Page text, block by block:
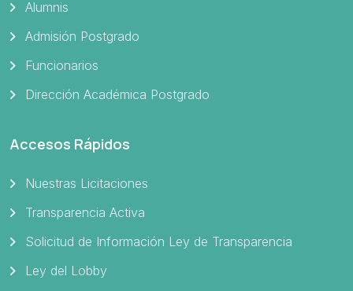
Alumnis
Admisión Postgrado
Funcionarios
Dirección Académica Postgrado
Accesos Rápidos
Nuestras Licitaciones
Transparencia Activa
Solicitud de Información Ley de Transparencia
Ley del Lobby